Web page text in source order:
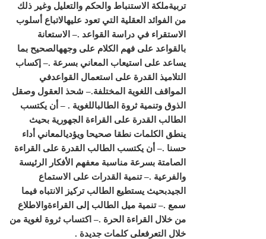
تربيةملكة الاستنباط والحكم والتعليل وغير ذلك
من الفوائد العقلية التي تعود عليهالاتباع أسلوب
الاستقراء في دراسة القواعد .– الاستعانة
بالقواعد على فهم الكلام على وجههالصحيح بما
يساعد على استيعاب المعاني بسرعة .– إكساب
التلاميذ القدرة على استعمال القواعدفي
المواقف اللغوية المختلفة.– شحذ العقول وصقل
الذوق وتنمية ثروة الطالباللغوية . – أن يكتسب
الطالب القدرة على القراءة الجهورية بحيث
ينطق الكلمات نطقا صحيحا ويؤديالمعاني أداء
حسنا .– أن يكتسب الطالب القدرة على القراءة
الصامتة بسرعة مناسبة معفهم الأفكار الرئيسة
والفرعية .– تنمية القدرات على الاستماع
الجيدبحيث يستطيع الطالب تركيز الانتباه فيما
سمع .– تنمية ميل الطالب إلى القراءةوالاطلاع
من خلال القراءة الحرة .– اكتساب ثروة لغوية من
خلال التعرفعلى كلمات جديدة .